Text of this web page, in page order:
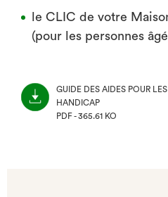
le CLIC de votre
(pour les personnes
GUIDE DES AIDES POUR
HANDICAP
PDF - 365.61 KO